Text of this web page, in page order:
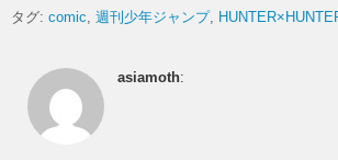
タグ: comic 週刊少年ジャンプ
asiamoth: